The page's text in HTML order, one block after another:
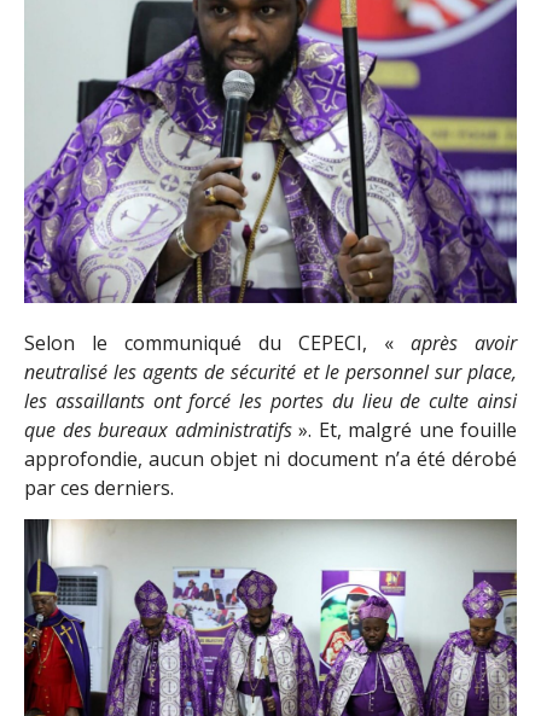
Selon le communiqué du CEPECI, « après avoir
neutralisé les agents de sécurité et le personnel sur place,
les assaillants ont forcé les portes du lieu de culte ainsi
que des bureaux administratifs». Et, malgré une fouille
approfondie, aucun objet ni document n’a été dérobé
par ces derniers.